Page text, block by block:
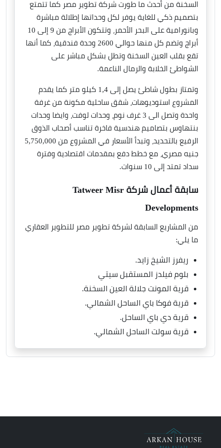
السخنة من أحدث ما طورت شركة تطوير مصر كما تتمتع
بتصميم ذكي للغاية يوفر لكل وحداتها إطلالة مباشرة
وبانورامية على البحر الأحمر، وتتكون الأبراج من 9 إلى 10
أبراج وتضم كل منها حوالي 2600 وحدة فندقية، كما أنها
تقع بقلب العين السخنة وتطل بشكل مباشر على
الشواطئ الخلابة والرمال الناعمة.
وتمتاز بطول شاطئ يصل إلى 1,4 كيلو متر كما يقدم
المشروع استوديوهات، شقق ساحلية مكونة من غرفة
واحدة وتصل الى 3 غرف نوم، وحدات لوفت، وايضا وحدات
بنتهاوس بتصاميم هندسية فاخرة تناسب أصحاب الذوق
الرفيع بالتحديد، وتبدأ الأسعار في المشروع من 5,750,000
جنيه مصري، مع خطط دفع بمقدمات اقتصادية وفترة
سداد تمتد إلى 10 سنوات.
سابقة أعمال شركة Tatweer Misr
Developments
من المشاريع السابقة لشركة تطوير مصر للتطوير العقاري
ما يلي:
ريفرز الشيخ زايد.
بلوم فيلدز المستقبل سيتي
قرية المونت جلالة العين السخنة.
قرية فوكا باي الساحل الشمالي.
قرية دي باي الساحل.
قرية سولت الساحل الشمالي.